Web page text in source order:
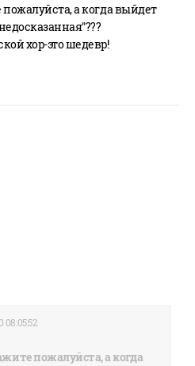
а когда выйдет
хор-это шедевр!
пожалуйста, а когда